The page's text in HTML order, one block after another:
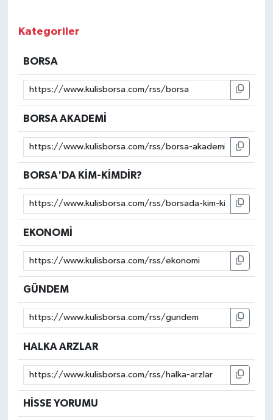
Kategoriler
BORSA
BORSA AKADEMİ
BORSA'DA KİM-KİMDİR?
EKONOMİ
GÜNDEM
HALKA ARZLAR
HİSSE YORUMU